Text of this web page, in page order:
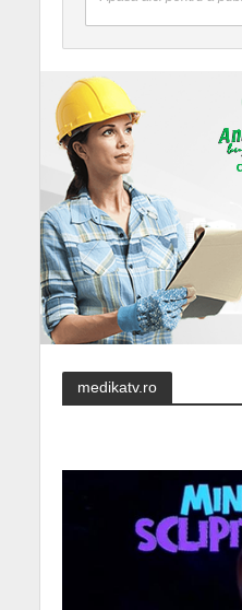
medikatv.ro